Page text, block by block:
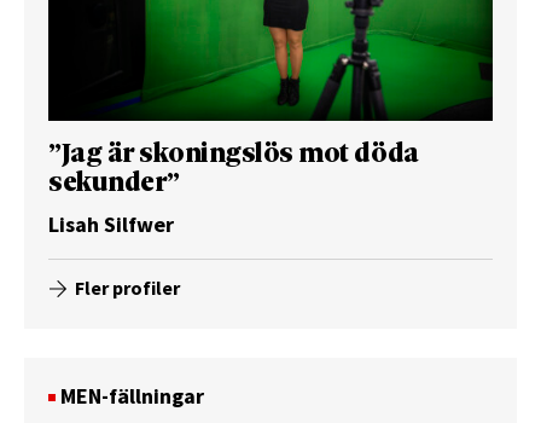
”Jag är skoningslös mot döda
sekunder”
Lisah Silfwer
Fler profiler
MEN-fällningar